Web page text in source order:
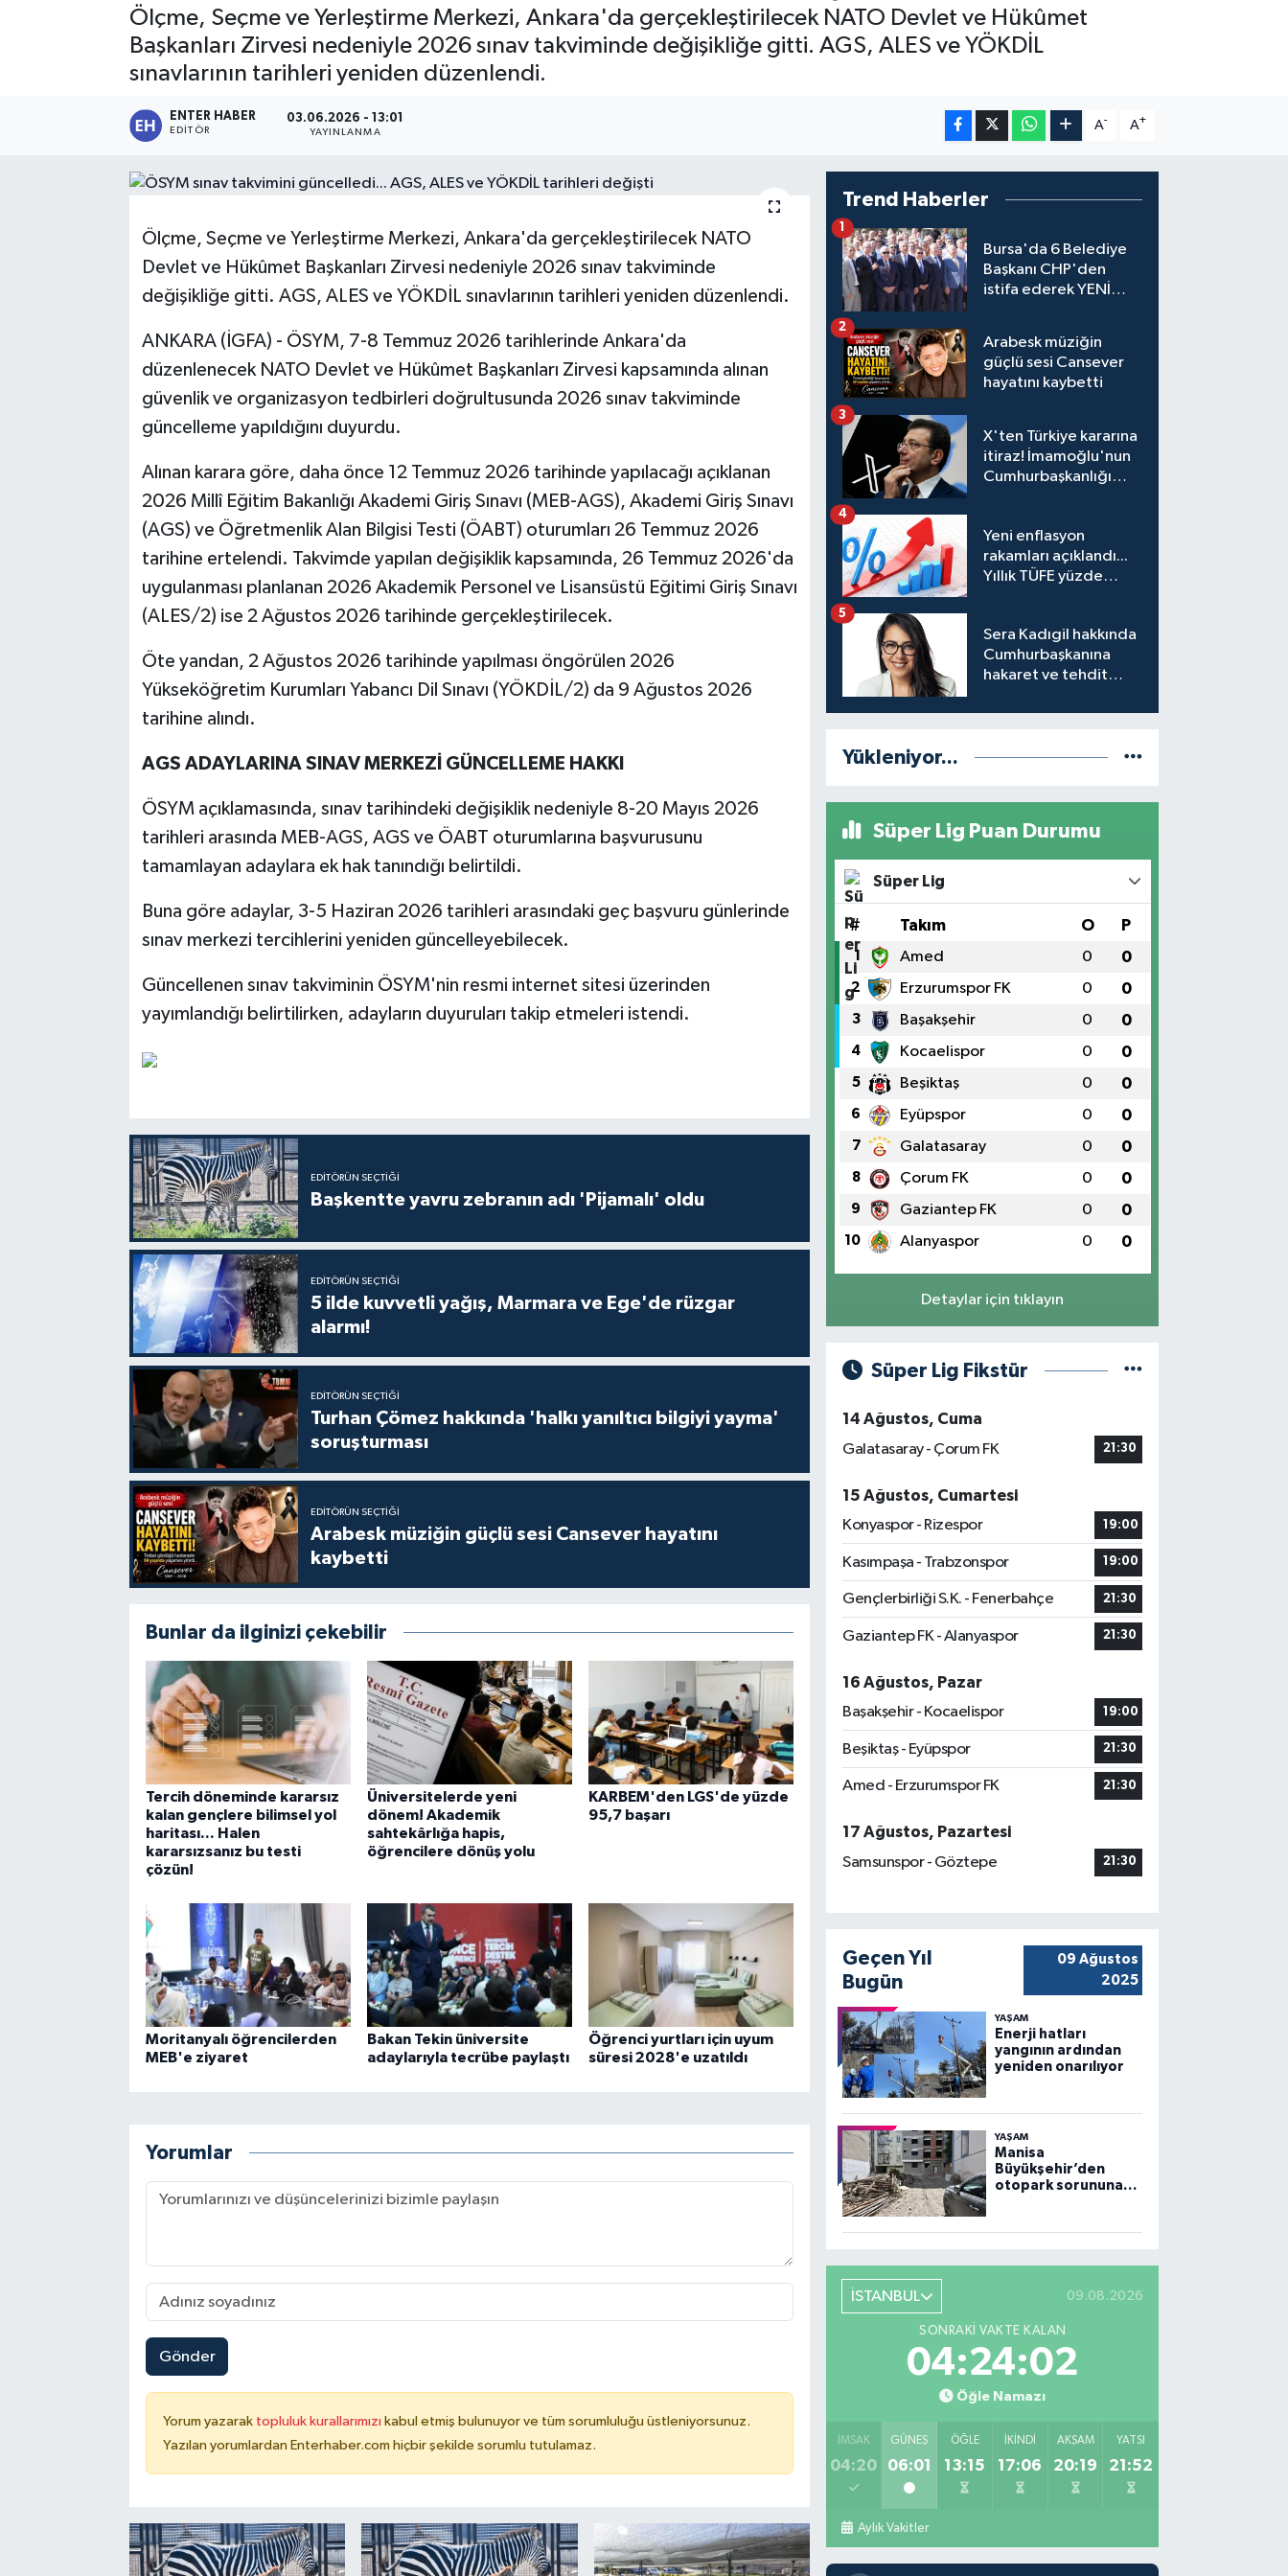
Ölçme, Seçme ve Yerleştirme Merkezi, Ankara'da gerçekleştirilecek NATO Devlet ve Hükûmet
Başkanları Zirvesi nedeniyle 2026 sınav takviminde değişikliğe gitti. AGS, ALES ve YÖKDİL
sınavlarının tarihleri yeniden düzenlendi.
ENTER HABER
EDITÖR
03.06.2026 - 13:01
YAYINLANMA
A- A+
Ölçme, Seçme ve Yerleştirme Merkezi, Ankara'da gerçekleştirilecek NATO
Devlet ve Hükûmet Başkanları Zirvesi nedeniyle 2026 sınav takviminde
değişikliğe gitti. AGS, ALES ve YÖKDİL sınavlarının tarihleri yeniden düzenlendi.
ANKARA (İGFA) - ÖSYM, 7-8 Temmuz 2026 tarihlerinde Ankara'da
düzenlenecek NATO Devlet ve Hükûmet Başkanları Zirvesi kapsamında alınan
güvenlik ve organizasyon tedbirleri doğrultusunda 2026 sınav takviminde
güncelleme yapıldığını duyurdu.
Alınan karara göre, daha önce 12 Temmuz 2026 tarihinde yapılacağı açıklanan
2026 Millî Eğitim Bakanlığı Akademi Giriş Sınavı (MEB-AGS), Akademi Giriş Sınavı
(AGS) ve Öğretmenlik Alan Bilgisi Testi (ÖABT) oturumları 26 Temmuz 2026
tarihine ertelendi. Takvimde yapılan değişiklik kapsamında, 26 Temmuz 2026'da
uygulanması planlanan 2026 Akademik Personel ve Lisansüstü Eğitimi Giriş Sınavı
(ALES/2) ise 2 Ağustos 2026 tarihinde gerçekleştirilecek.
Öte yandan, 2 Ağustos 2026 tarihinde yapılması öngörülen 2026
Yükseköğretim Kurumları Yabancı Dil Sınavı (YÖKDİL/2) da 9 Ağustos 2026
tarihine alındı.
AGS ADAYLARINA SINAV MERKEZİ GÜNCELLEME HAKKI
ÖSYM açıklamasında, sınav tarihindeki değişiklik nedeniyle 8-20 Mayıs 2026
tarihleri arasında MEB-AGS, AGS ve ÖABT oturumlarına başvurusunu
tamamlayan adaylara ek hak tanındığı belirtildi.
Buna göre adaylar, 3-5 Haziran 2026 tarihleri arasındaki geç başvuru günlerinde
sınav merkezi tercihlerini yeniden güncelleyebilecek.
Güncellenen sınav takviminin ÖSYM'nin resmi internet sitesi üzerinden
yayımlandığı belirtilirken, adayların duyuruları takip etmeleri istendi.
EDITÖRÜN SEÇTIĞI
Başkentte yavru zebranın adı 'Pijamalı' oldu
EDITÖRÜN SEÇTIĞI
5 ilde kuvvetli yağış, Marmara ve Ege'de rüzgar
alarmı!
EDITÖRÜN SEÇTIĞI
Turhan Çömez hakkında 'halkı yanıltıcı bilgiyi yayma'
soruşturması
EDITÖRÜN SEÇTIĞI
Arabesk müziğin güçlü sesi Cansever hayatını
kaybetti
Bunlar da ilginizi çekebilir
Tercih döneminde kararsız
kalan gençlere bilimsel yol
haritası... Halen
kararsızsanız bu testi
çözün!
Üniversitelerde yeni
dönem! Akademik
sahtekârlığa hapis,
öğrencilere dönüş yolu
KARBEM'den LGS'de yüzde
95,7 başarı
Moritanyalı öğrencilerden
MEB'e ziyaret
Bakan Tekin üniversite
adaylarıyla tecrübe paylaştı
Öğrenci yurtları için uyum
süresi 2028'e uzatıldı
Yorumlar
Gönder
Yorum yazarak topluluk kurallarımızı kabul etmiş bulunuyor ve tüm sorumluluğu üstleniyorsunuz.
Yazılan yorumlardan Enterhaber.com hiçbir şekilde sorumlu tutulamaz.
Trend Haberler
Bursa'da 6 Belediye
Başkanı CHP'den
istifa ederek YENİ
1
Arabesk müziğin
güçlü sesi Cansever
hayatını kaybetti
2
X'ten Türkiye kararına
itiraz! İmamoğlu'nun
Cumhurbaşkanlığı
engeli mahkemeye
taşındı
3
Yeni enflasyon
rakamları açıklandı...
Yıllık TÜFE yüzde
4
Sera Kadıgil hakkında
Cumhurbaşkanına
hakaret ve tehdit
5
Yükleniyor...
Süper Lig Puan Durumu
Süper Lig
# Takım O P
1 Amed 0 0
2 Erzurumspor FK 0 0
3 Başakşehir 0 0
4 Kocaelispor 0 0
5 Beşiktaş 0 0
6 Eyüpspor 0 0
7 Galatasaray 0 0
8 Çorum FK 0 0
9 Gaziantep FK 0 0
10 Alanyaspor 0 0
Detaylar için tıklayın
Süper Lig Fikstür
14 Ağustos, Cuma
Galatasaray - Çorum FK
21:30
15 Ağustos, Cumartesi
Konyaspor - Rizespor
19:00
Kasımpaşa - Trabzonspor 19:00
Gençlerbirliği S.K. - Fenerbahçe 21:30
Gaziantep FK - Alanyaspor 21:30
16 Ağustos, Pazar
Başakşehir - Kocaelispor
19:00
Beşiktaş - Eyüpspor 21:30
Amed - Erzurumspor FK 21:30
17 Ağustos, Pazartesi
Samsunspor - Göztepe
21:30
Geçen Yıl
Bugün
09 Ağustos
2025
YAŞAM
Enerji hatları
yangının ardından
yeniden onarılıyor
YAŞAM
Manisa
Büyükşehir’den
otopark sorununa
İSTANBUL 09.08.2026
SONRAKI VAKTE KALAN
04:24:00
Öğle Namazı
İMSAK
04:20
GÜNEŞ
06:01
ÖĞLE
13:15
İKINDI
17:06
AKŞAM
20:19
YATSI
21:52
Aylık Vakitler
KÜLTÜR SANAT
FRAGMANLAR